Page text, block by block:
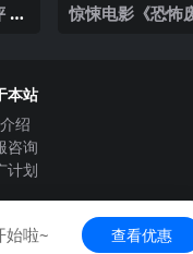
解
惊悚电影《恐怖
本站
绍
咨询
计划
- All rights reserved
容侵犯到您的权益，请联系站
始啦~ 查看优惠